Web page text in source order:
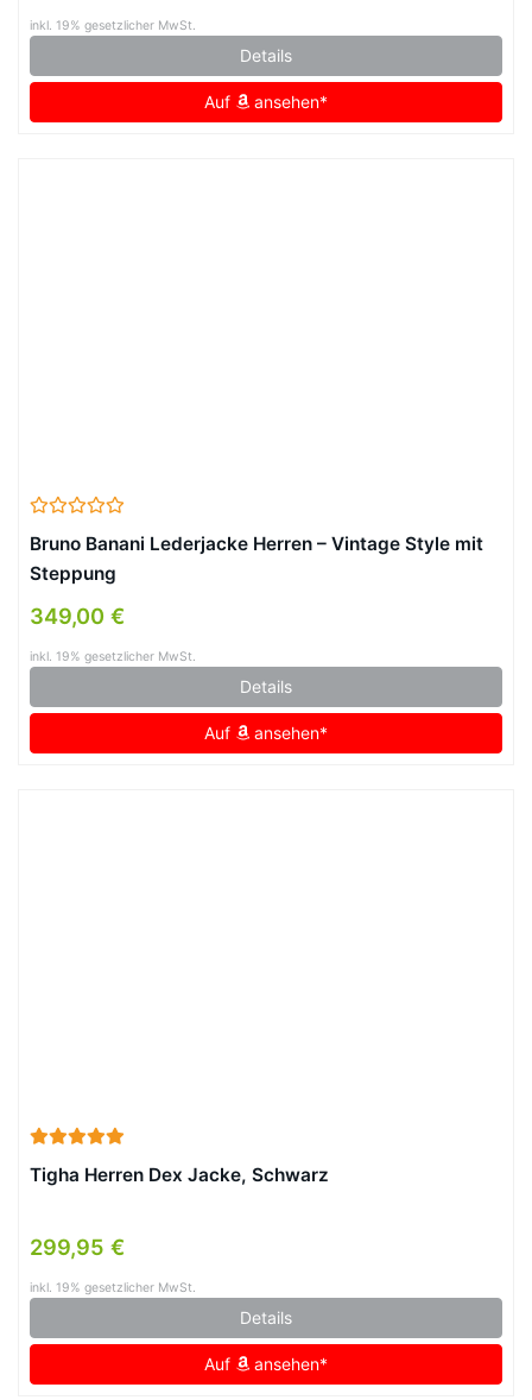
inkl. 19% gesetzlicher MwSt.
Details
Auf ansehen*
Bruno Banani Lederjacke Herren – Vintage Style mit
Steppung
349,00 €
inkl. 19% gesetzlicher MwSt.
Details
Auf ansehen*
Tigha Herren Dex Jacke, Schwarz
299,95 €
inkl. 19% gesetzlicher MwSt.
Details
Auf ansehen*